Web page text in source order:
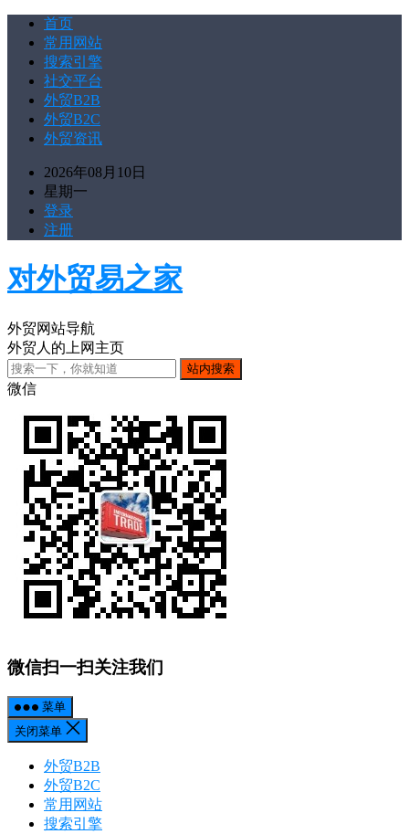
首页
常用网站
搜索引擎
社交平台
外贸B2B
外贸B2C
外贸资讯
2026年08月10日
星期一
登录
注册
对外贸易之家
外贸网站导航
外贸人的上网主页
微信
微信扫一扫关注我们
菜单
关闭菜单
外贸B2B
外贸B2C
常用网站
搜索引擎